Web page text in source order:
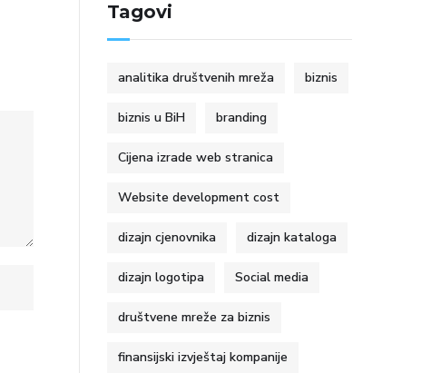
Tagovi
analitika društvenih mreža biznis
biznis u BiH branding
Cijena izrade web stranica
Website development cost
dizajn cjenovnika dizajn kataloga
dizajn logotipa Social media
društvene mreže za biznis
finansijski izvještaj kompanije